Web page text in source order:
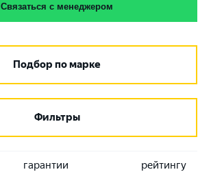
Связаться с менеджером
Подбор по марке
Фильтры
гарантии рейтингу